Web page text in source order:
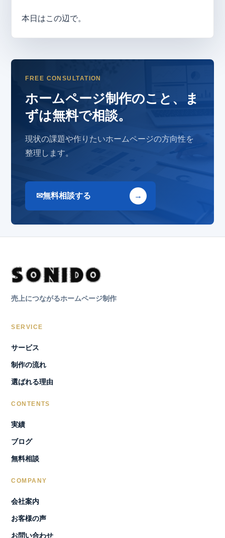
本日はこの辺で。
FREE CONSULTATION
ホームページ制作のこと、ま
ずは無料で相談。
現状の課題や作りたいホームページの方向性を
整理します。
無料相談する
売上につながるホームページ制作
SERVICE
サービス
制作の流れ
選ばれる理由
CONTENTS
実績
ブログ
無料相談
COMPANY
会社案内
お客様の声
お問い合わせ